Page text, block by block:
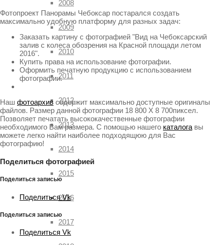
2008
2009
2010
2011
2012
2013
2014
2015
2016
2017
Фотопроект Панорамы Чебоксар постарался создать
максимально удобную платформу для разных задач:
Заказать картину с фотографией "Вид на Чебоксарский
залив с колеса обозрения на Красной площади летом
2016".
Купить права на использование фотографии.
Оформить печатную продукцию с использованием
фотографии.
Наш фотоархив содержит максимально доступные оригиналы
файлов. Размер данной фотографии 18 800 X 8 700пиксел.
Позволяет печатать высококачественные фотографии
необходимого Вам размера. С помощью нашего каталога вы
можете легко найти наиболее подходящюю для Вас
фотографию!
Поделиться фотографией
Поделиться записью
Поделиться Vk
Поделиться записью
Поделиться Vk